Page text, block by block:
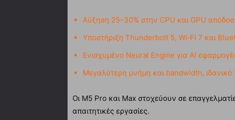
Αύξηση 25–30% στην CPU και GPU
Υποστήριξη Thunderbolt 5, Wi‑Fi 7 και
Ενισχυμένο Neural Engine για AI
Μεγαλύτερη μνήμη και bandwidth, ιδανικό
Οι M5 Pro και Max στοχεύουν σε
απαιτητικές εργασίες.